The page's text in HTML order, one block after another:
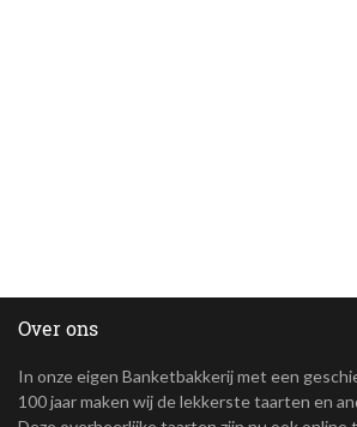
Over ons
In onze eigen Banketbakkerij met een
100 jaar maken wij de lekkerste taarten en